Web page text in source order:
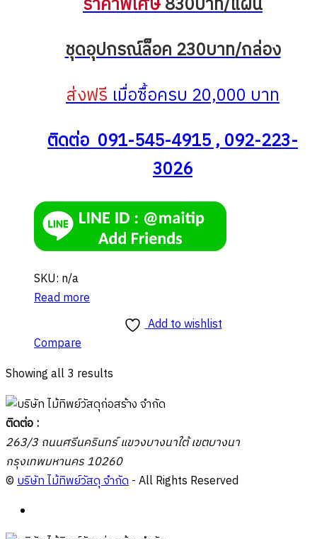
ชุดอุปกรณ์ล็อค 230บาท/กล่อง
ส่งฟรีเมื่อซื้อครบ 20,000 บาท
ติดต่อ 091-545-4915 , 092-223-
3026
SKU: n/a
Read more
Add to wishlist
Compare
Showing all 3 results
ติดต่อ :
263/3 ถนนศรีนครินทร์ แขวงบางนาใต้ เขตบางนา
กรุงเทพมหานคร 10260
©บริษัท ไม้ทิพย์วัสดุ จำกัด- All Rights Reserved